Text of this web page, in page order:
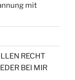
mit
RECHT
BEI MIR